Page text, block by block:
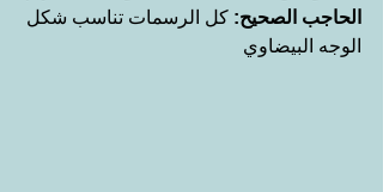
الحاجب الصحيح: كل الرسمات تناسب شكل
الوجه البيضاوي